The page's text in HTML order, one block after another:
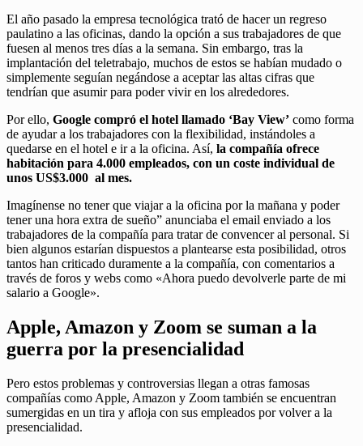
El año pasado la empresa tecnológica trató de hacer un regreso
paulatino a las oficinas, dando la opción a sus trabajadores de que
fuesen al menos tres días a la semana. Sin embargo, tras la
implantación del teletrabajo, muchos de estos se habían mudado o
simplemente seguían negándose a aceptar las altas cifras que
tendrían que asumir para poder vivir en los alrededores.
Por ello, Google compró el hotel llamado ‘Bay View’ como forma
de ayudar a los trabajadores con la flexibilidad, instándoles a
quedarse en el hotel e ir a la oficina. Así, la compañía ofrece
habitación para 4.000 empleados, con un coste individual de
unos US$3.000 al mes.
Imagínense no tener que viajar a la oficina por la mañana y poder
tener una hora extra de sueño” anunciaba el email enviado a los
trabajadores de la compañía para tratar de convencer al personal. Si
bien algunos estarían dispuestos a plantearse esta posibilidad, otros
tantos han criticado duramente a la compañía, con comentarios a
través de foros y webs como «Ahora puedo devolverle parte de mi
salario a Google».
Apple, Amazon y Zoom se suman a la
guerra por la presencialidad
Pero estos problemas y controversias llegan a otras famosas
compañías como Apple, Amazon y Zoom también se encuentran
sumergidas en un tira y afloja con sus empleados por volver a la
presencialidad.